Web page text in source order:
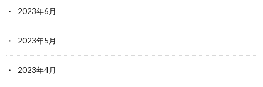
2023年6月
2023年5月
2023年4月